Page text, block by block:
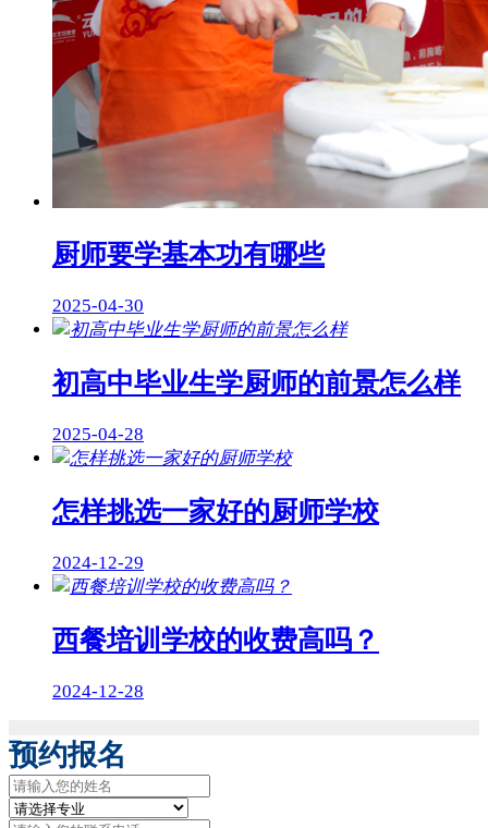
厨师要学基本功有哪些
2025-04-30
初高中毕业生学厨师的前景怎么样
2025-04-28
怎样挑选一家好的厨师学校
2024-12-29
西餐培训学校的收费高吗？
2024-12-28
预约报名